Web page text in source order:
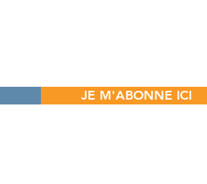
JE M'ABONNE ICI